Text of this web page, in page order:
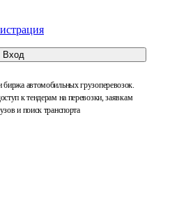
Вход
автомобильных грузоперевозок.
к тендерам на перевозки, заявкам
и поиск транспорта